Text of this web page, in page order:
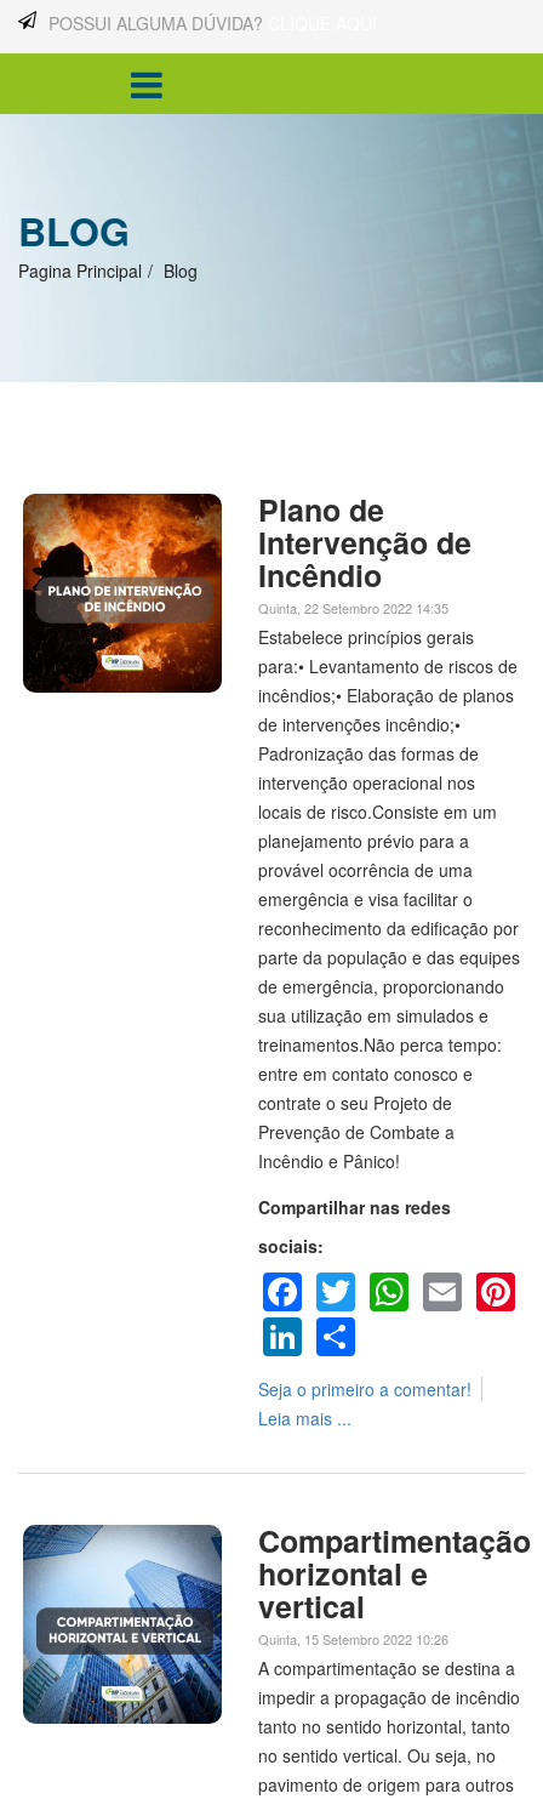
POSSUI ALGUMA DÚVIDA?
BLOG
Pagina Principal Blog
Plano de
Intervenção de
Incêndio
Quinta, 22 Setembro 2022 14:35
Estabelece princípios gerais
para:• Levantamento de riscos de
incêndios;• Elaboração de planos
de intervenções incêndio;•
Padronização das formas de
intervenção operacional nos
locais de risco.Consiste em um
planejamento prévio para a
provável ocorrência de uma
emergência e visa facilitar o
reconhecimento da edificação por
parte da população e das equipes
de emergência, proporcionando
sua utilização em simulados e
treinamentos.Não perca tempo:
entre em contato conosco e
contrate o seu Projeto de
Prevenção de Combate a
Incêndio e Pânico!
Compartilhar nas redes
sociais:
Facebook
Twitter
LinkedIn
Share
Seja o primeiro a comentar!
Leia mais ...
Compartimentação
horizontal e
vertical
Quinta, 15 Setembro 2022 10:26
A compartimentação se destina a
impedir a propagação de incêndio
tanto no sentido horizontal, tanto
no sentido vertical. Ou seja, no
pavimento de origem para outros